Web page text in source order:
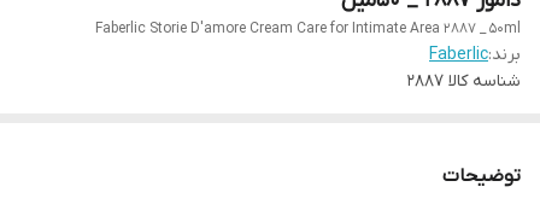
Faberlic Storie D'amore Cream Care for Intimate Area 2887 _ 50ml
برند:Faberlic
شناسه کالا 2887
توضیحات